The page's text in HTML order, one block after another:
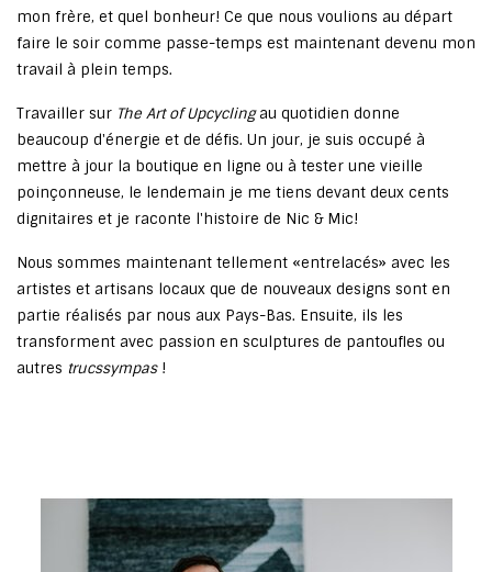
mon frère, et quel bonheur! Ce que nous voulions au départ
faire le soir comme passe-temps est maintenant devenu mon
travail à plein temps.
Travailler sur The Art of Upcyclingau quotidien donne
beaucoup d'énergie et de défis. Un jour, je suis occupé à
mettre à jour la boutique en ligne ou à tester une vieille
poinçonneuse, le lendemain je me tiens devant deux cents
dignitaires et je raconte l'histoire de Nic & Mic!
Nous sommes maintenant tellement «entrelacés» avec les
artistes et artisans locaux que de nouveaux designs sont en
partie réalisés par nous aux Pays-Bas. Ensuite, ils les
transforment avec passion en sculptures de pantoufles ou
autres trucssympas!